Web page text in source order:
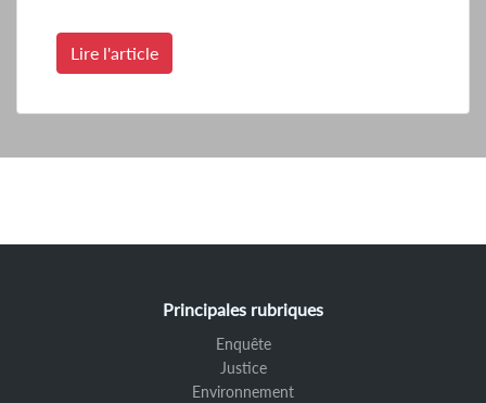
Lire l'article
Principales rubriques
Enquête
Justice
Environnement